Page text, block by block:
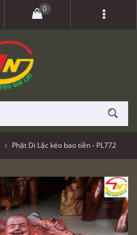
0
Phật Di Lặc kéo bao tiền - PL772